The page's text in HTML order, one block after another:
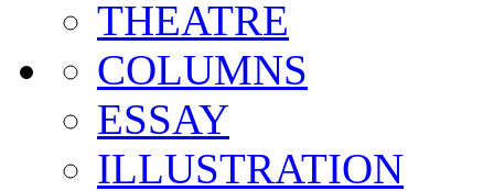
THEATRE
COLUMNS
ESSAY
ILLUSTRATION